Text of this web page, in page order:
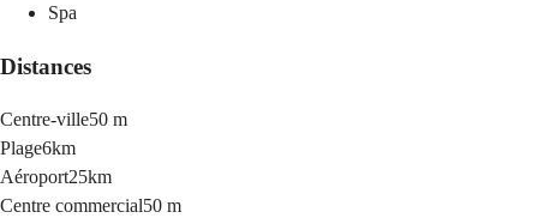
Spa
Distances
Centre-ville50 m
Plage6km
Aéroport25km
Centre commercial50 m